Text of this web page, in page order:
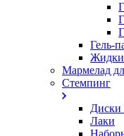
Гель-
Мармелад
Стемпинг
Диски
Лаки